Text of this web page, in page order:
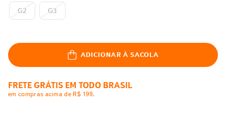
G3
G2
ADICIONAR À SACOLA
FRETE GRÁTIS EM TODO BRASIL
em compras acima de R$ 199.